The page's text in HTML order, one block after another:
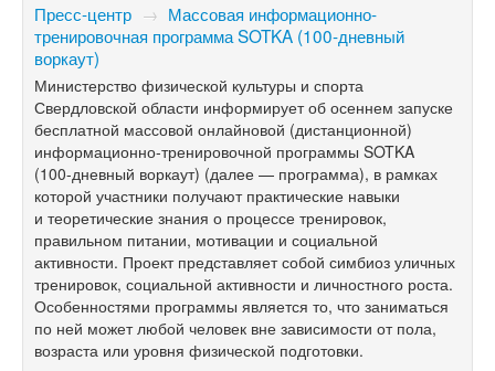
Пресс-центр → Массовая информационно-
тренировочная программа SOTKA (100-дневный
воркаут)
Министерство физической культуры и спорта
Свердловской области информирует об осеннем запуске
бесплатной массовой онлайновой (дистанционной)
информационно-тренировочной программы SOTKA
(100-дневный воркаут) (далее — программа), в рамках
которой участники получают практические навыки
и теоретические знания о процессе тренировок,
правильном питании, мотивации и социальной
активности. Проект представляет собой симбиоз уличных
тренировок, социальной активности и личностного роста.
Особенностями программы является то, что заниматься
по ней может любой человек вне зависимости от пола,
возраста или уровня физической подготовки.